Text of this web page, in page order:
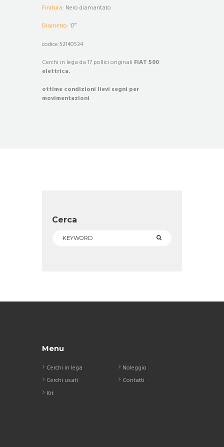
Finitura: Nero diamantato
Diametro: 17″
codice:52140534
Cerchi in lega da 17 pollici originali FIAT 500
elettrica.
ottime condizioni lievi segni per
movimentazioni
Cerca
Menu
Cerchi in lega
Cerchi usati
Kit
Noleggio
Contatti